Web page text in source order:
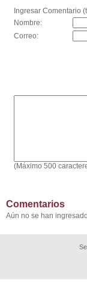
Ingresar Comentario
Nombre:
Correo:
(Máximo 500
Comentarios
Aún no se han